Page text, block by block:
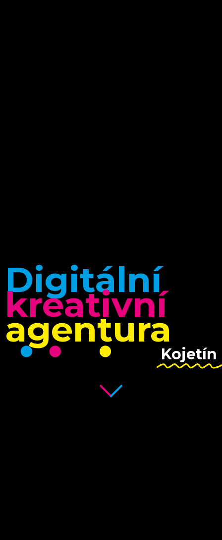
Digitální
kreativní
agentura
Kojetín